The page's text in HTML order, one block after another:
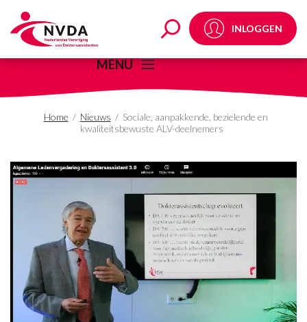
Sociale, INLOGGEN
MENU
Home / Nieuws / Sociale, aanpakkende, bezielende en
kwaliteitsbewuste ALV-deelnemers